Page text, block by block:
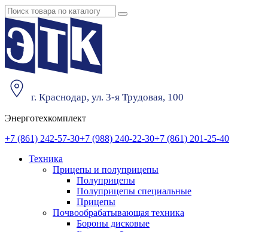
г. Краснодар, ул. 3-я Трудовая, 100
Энерготехкомплект
+7 (861) 242-57-30+7 (988) 240-22-30+7 (861) 201-25-40
Техника
Прицепы и полуприцепы
Полуприцепы
Полуприцепы специальные
Прицепы
Почвообрабатывающая техника
Бороны дисковые